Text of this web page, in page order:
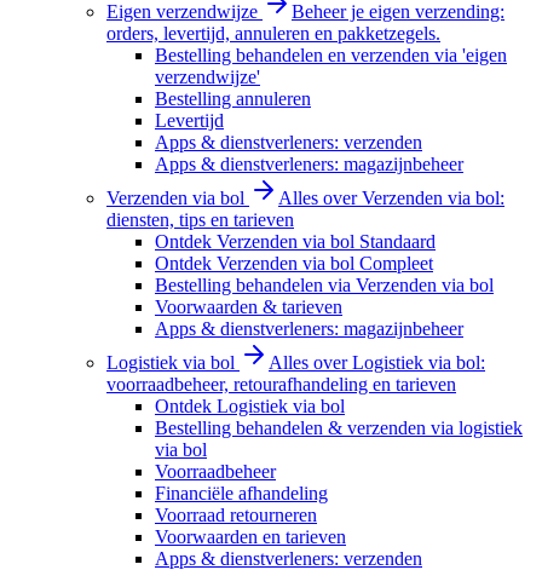
Eigen verzendwijze
Beheer je eigen verzending:
orders, levertijd, annuleren en pakketzegels.
Bestelling behandelen en verzenden via 'eigen
verzendwijze'
Bestelling annuleren
Levertijd
Apps & dienstverleners: verzenden
Apps & dienstverleners: magazijnbeheer
Verzenden via bol
Alles over Verzenden via bol:
diensten, tips en tarieven
Ontdek Verzenden via bol Standaard
Ontdek Verzenden via bol Compleet
Bestelling behandelen via Verzenden via bol
Voorwaarden & tarieven
Apps & dienstverleners: magazijnbeheer
Logistiek via bol
Alles over Logistiek via bol:
voorraadbeheer, retourafhandeling en tarieven
Ontdek Logistiek via bol
Bestelling behandelen & verzenden via logistiek
via bol
Voorraadbeheer
Financiële afhandeling
Voorraad retourneren
Voorwaarden en tarieven
Apps & dienstverleners: verzenden